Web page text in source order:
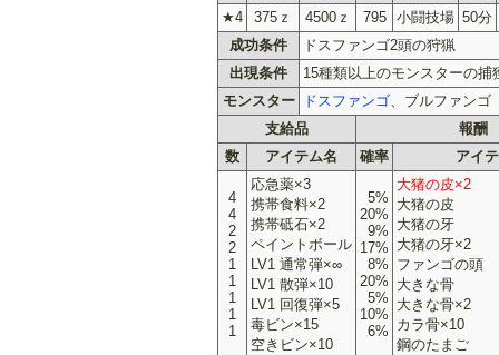
★4
375ｚ 4500ｚ 795 小闘技場 50分
成功条件
ドスファンゴ2頭の狩猟
出現条件
15種類以上のモンスターの捕
モンスター
ドスファンゴ、ブルファンゴ
支給品
報酬
数
アイテム名 確率 アイ
4
4
2
2
1
1
1
1
1
応急薬×3
携帯食料×2
携帯砥石×2
ペイントボール
LV1 通常弾×∞
LV1 散弾×10
LV1 回復弾×5
毒ビン×15
空きビン×10
5%
20%
9%
17%
8%
20%
5%
10%
6%
大猪の皮×2
大猪の皮
大猪の牙
大猪の牙×2
ファンゴの頭
大きな骨
大きな骨×2
カラ骨×10
鋼のたまご